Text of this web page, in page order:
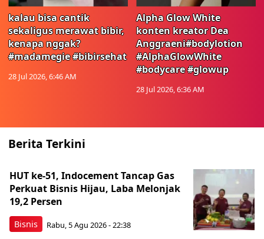
kalau bisa cantik
sekaligus merawat bibir,
kenapa nggak?
#madamegie #bibirsehat
28 Jul 2026, 6:46 AM
Alpha Glow White
konten kreator Dea
Anggraeni#bodylotion
#AlphaGlowWhite
#bodycare #glowup
28 Jul 2026, 6:36 AM
Berita Terkini
Bisnis
HUT ke-51, Indocement Tancap Gas
Perkuat Bisnis Hijau, Laba Melonjak
19,2 Persen
Rabu, 5 Agu 2026 - 22:38